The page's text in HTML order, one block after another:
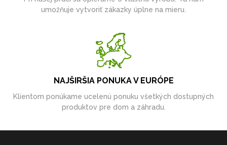
umožňuje vytvoriť zákazky úplne na mieru.
NAJŠIRŠIA PONUKA V EURÓPE
Klientom ponúkame ucelenú ponuku všetkých dostupných
produktov pre dom a záhradu.